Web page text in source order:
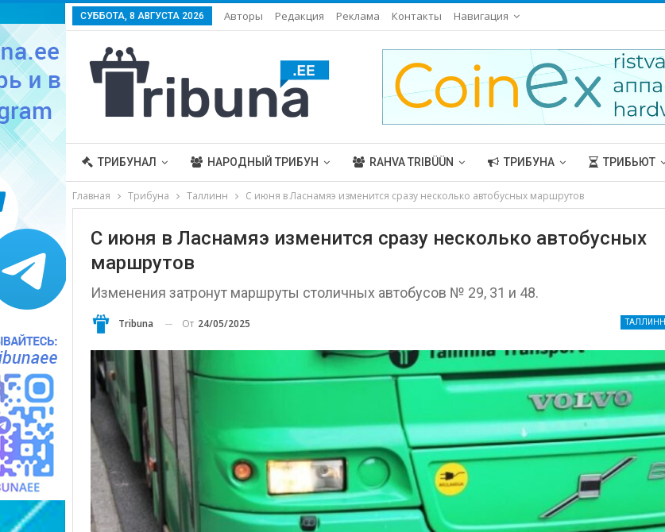
СУББОТА, 8 АВГУСТА 2026 Авторы Редакция Реклама Контакты Навигация
ТРИБУНАЛ НАРОДНЫЙ ТРИБУН RAHVA TRIBÜÜN ТРИБУНА ТРИБЬЮТ
Главная Трибуна Таллинн С июня в Ласнамяэ изменится сразу несколько автобусных маршрутов
С июня в Ласнамяэ изменится сразу несколько автобусных
маршрутов
Изменения затронут маршруты столичных автобусов № 29, 31 и 48.
ТАЛЛИНН
Tribuna От 24/05/2025